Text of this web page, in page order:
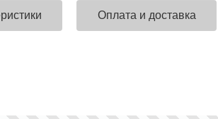
Оплата и доставка